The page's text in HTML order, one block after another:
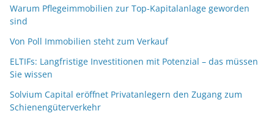
Warum Pflegeimmobilien zur Top-Kapitalanlage geworden
sind
Von Poll Immobilien steht zum Verkauf
ELTIFs: Langfristige Investitionen mit Potenzial – das müssen
Sie wissen
Solvium Capital eröffnet Privatanlegern den Zugang zum
Schienengüterverkehr